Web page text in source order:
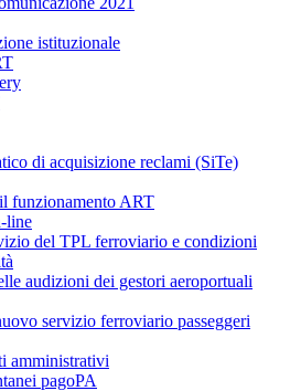
istituzionale
di acquisizione reclami (SiTe)
funzionamento ART
line
del TPL ferroviario e condizioni
audizioni dei gestori aeroportuali
servizio ferroviario passeggeri
amministrativi
pagoPA